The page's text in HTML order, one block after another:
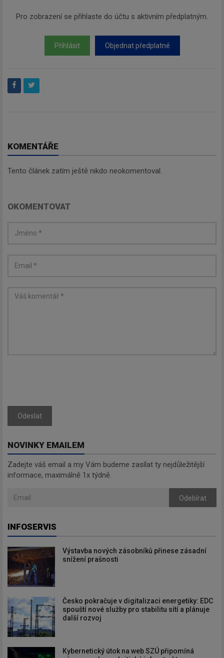
Pro zobrazení se přihlaste do účtu s aktivním předplatným.
Přihlásit Objednat předplatné
KOMENTÁŘE
Tento článek zatím ještě nikdo neokomentoval.
OKOMENTOVAT
Odeslat
NOVINKY EMAILEM
Zadejte váš email a my Vám budeme zasílat ty nejdůležitější
informace, maximálně 1x týdně.
Odebírat
INFOSERVIS
Výstavba nových zásobníků přinese zásadní
snížení prašnosti
Česko pokračuje v digitalizaci energetiky: EDC
spouští nové služby pro stabilitu sítí a plánuje
další rozvoj
Kybernetický útok na web SZÚ připomíná